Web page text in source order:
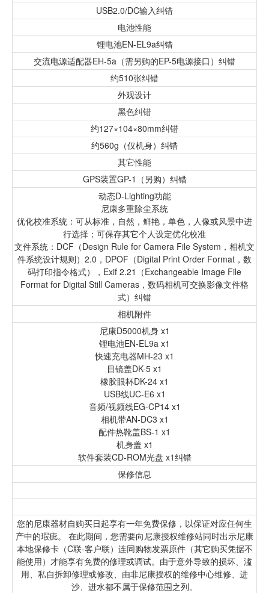
USB2.0/DC输入纠错
电池性能
锂电池EN-EL9a纠错
交流电源适配器EH-5a（需另购的EP-5电源接口）纠错
约510张纠错
外观设计
黑色纠错
约127×104×80mm纠错
约560g（仅机身）纠错
其它性能
GPS装置GP-1（另购）纠错
动态D-Lighting功能
尼康多重除尘系统
优化校准系统：可从标准，自然，鲜艳，单色，人像或风景中进
行选择；可保存其它个人设定优化校准
文件系统：DCF（Design Rule for Camera File System，相机文
件系统设计规则）2.0，DPOF（Digital Print Order Format，数
码打印指令格式），Exif 2.21（Exchangeable Image File
Format for Digital Still Cameras，数码相机可交换影像文件格
式）纠错
相机附件
尼康D5000机身 x1
锂电池EN-EL9a x1
快速充电器MH-23 x1
目镜盖DK-5 x1
橡胶眼杯DK-24 x1
USB线UC-E6 x1
音频/视频线EG-CP14 x1
相机带AN-DC3 x1
配件热靴盖BS-1 x1
机身盖 x1
软件套装CD-ROM光盘 x1纠错
保修信息
您的尼康器材自购买日起享有一年免费保修，以保证对应任何生
产中的瑕疵。 在此期间，您需要向尼康授权维修站同时出示尼康
本地保修卡（C联-客户联）连同购物发票原件（其它购买凭据不
能使用）才能享有免费的修理或调试。由于意外导致的损坏、滥
用、私自拆卸修理或修改、由非尼康授权的维修中心维修、进
沙、进水都不属于保修范围之列。